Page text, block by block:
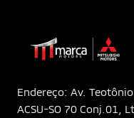
Endereço: Av.
ACSU-SO 70 Conj.01,